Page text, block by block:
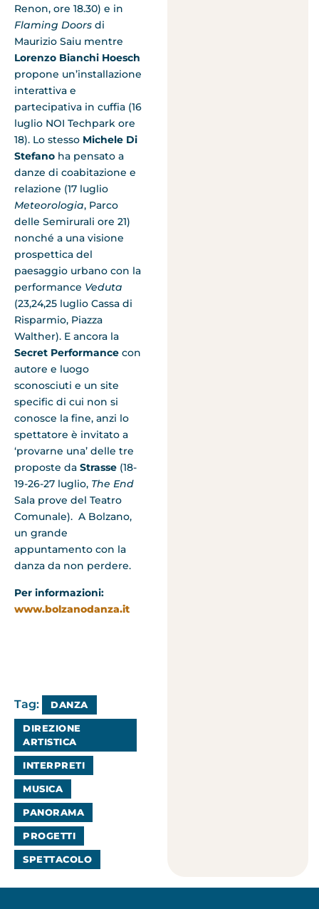
Renon, ore 18.30) e in
Flaming Doors di
Maurizio Saiu mentre
Lorenzo Bianchi Hoesch
propone un’installazione
interattiva e
partecipativa in cuffia (16
luglio NOI Techpark ore
18). Lo stesso Michele Di
Stefano ha pensato a
danze di coabitazione e
relazione (17 luglio
Meteorologia, Parco
delle Semirurali ore 21)
nonché a una visione
prospettica del
paesaggio urbano con la
performance Veduta
(23,24,25 luglio Cassa di
Risparmio, Piazza
Walther). E ancora la
Secret Performance con
autore e luogo
sconosciuti e un site
specific di cui non si
conosce la fine, anzi lo
spettatore è invitato a
‘provarne una’ delle tre
proposte da Strasse (18-
19-26-27 luglio, The End
Sala prove del Teatro
Comunale). A Bolzano,
un grande
appuntamento con la
danza da non perdere.
Per informazioni:
www.bolzanodanza.it
Tag: DANZA
DIREZIONE
ARTISTICA
INTERPRETI
MUSICA
PANORAMA
PROGETTI
SPETTACOLO